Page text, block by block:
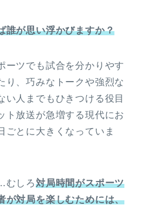
誰が思い浮かびますか？
ーツでも試合を分かりやす
り、巧みなトークや強烈な
い人までもひきつける役目
ト放送が急増する現代にお
ごとに大きくなっていま
むしろ対局時間がスポーツ
が対局を楽しむためには、